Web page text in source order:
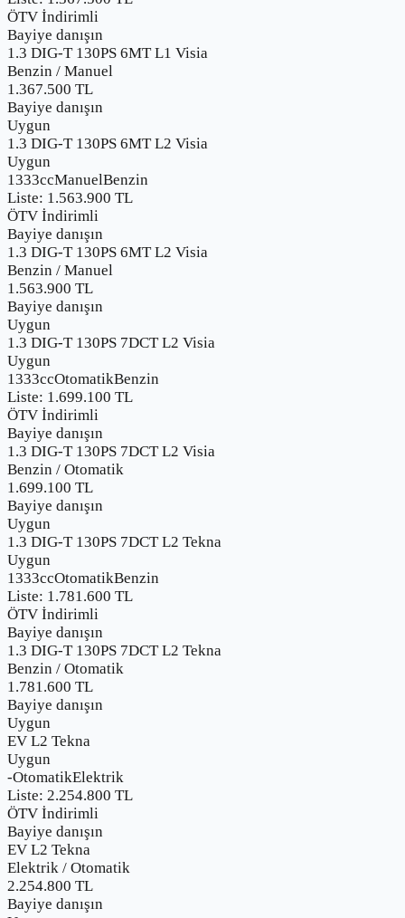
ÖTV İndirimli
Bayiye danışın
1.3 DIG-T 130PS 6MT L1 Visia
Benzin / Manuel
1.367.500 TL
Bayiye danışın
Uygun
1.3 DIG-T 130PS 6MT L2 Visia
Uygun
1333ccManuelBenzin
Liste: 1.563.900 TL
ÖTV İndirimli
Bayiye danışın
1.3 DIG-T 130PS 6MT L2 Visia
Benzin / Manuel
1.563.900 TL
Bayiye danışın
Uygun
1.3 DIG-T 130PS 7DCT L2 Visia
Uygun
1333ccOtomatikBenzin
Liste: 1.699.100 TL
ÖTV İndirimli
Bayiye danışın
1.3 DIG-T 130PS 7DCT L2 Visia
Benzin / Otomatik
1.699.100 TL
Bayiye danışın
Uygun
1.3 DIG-T 130PS 7DCT L2 Tekna
Uygun
1333ccOtomatikBenzin
Liste: 1.781.600 TL
ÖTV İndirimli
Bayiye danışın
1.3 DIG-T 130PS 7DCT L2 Tekna
Benzin / Otomatik
1.781.600 TL
Bayiye danışın
Uygun
EV L2 Tekna
Uygun
-OtomatikElektrik
Liste: 2.254.800 TL
ÖTV İndirimli
Bayiye danışın
EV L2 Tekna
Elektrik / Otomatik
2.254.800 TL
Bayiye danışın